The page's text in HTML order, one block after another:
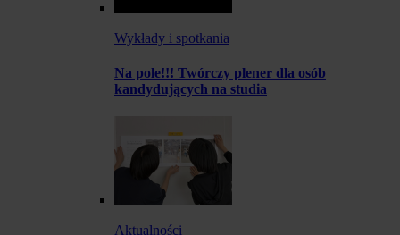
Wykłady i spotkania
Na pole!!! Twórczy plener dla osób
kandydujących na studia
Aktualności